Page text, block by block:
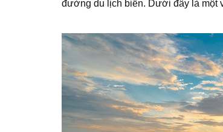
đường du lịch biển. Dưới đây là một